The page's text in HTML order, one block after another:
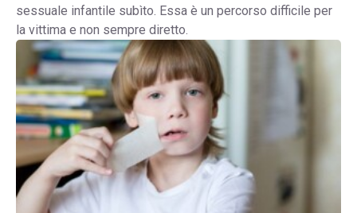
sessuale infantile subìto. Essa è un percorso difficile per
la vittima e non sempre diretto.